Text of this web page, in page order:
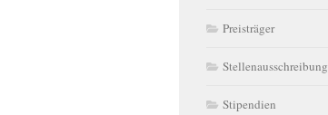
Preisträger
Stellenausschreibung
Stipendien